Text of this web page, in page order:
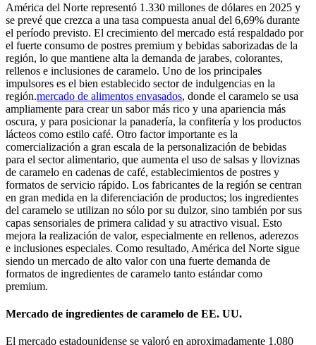
América del Norte representó 1.330 millones de dólares en 2025 y
se prevé que crezca a una tasa compuesta anual del 6,69% ​​durante
el período previsto. El crecimiento del mercado está respaldado por
el fuerte consumo de postres premium y bebidas saborizadas de la
región, lo que mantiene alta la demanda de jarabes, colorantes,
rellenos e inclusiones de caramelo. Uno de los principales
impulsores es el bien establecido sector de indulgencias en la
región.mercado de alimentos envasados, donde el caramelo se usa
ampliamente para crear un sabor más rico y una apariencia más
oscura, y para posicionar la panadería, la confitería y los productos
lácteos como estilo café. Otro factor importante es la
comercialización a gran escala de la personalización de bebidas
para el sector alimentario, que aumenta el uso de salsas y lloviznas
de caramelo en cadenas de café, establecimientos de postres y
formatos de servicio rápido. Los fabricantes de la región se centran
en gran medida en la diferenciación de productos; los ingredientes
del caramelo se utilizan no sólo por su dulzor, sino también por sus
capas sensoriales de primera calidad y su atractivo visual. Esto
mejora la realización de valor, especialmente en rellenos, aderezos
e inclusiones especiales. Como resultado, América del Norte sigue
siendo un mercado de alto valor con una fuerte demanda de
formatos de ingredientes de caramelo tanto estándar como
premium.
Mercado de ingredientes de caramelo de EE. UU.
El mercado estadounidense se valoró en aproximadamente 1.080